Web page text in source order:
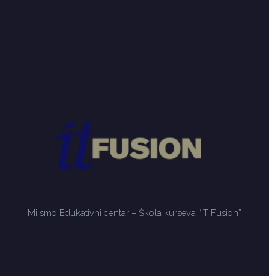
Mi smo Edukativni centar – Škola kurseva “IT Fusion”